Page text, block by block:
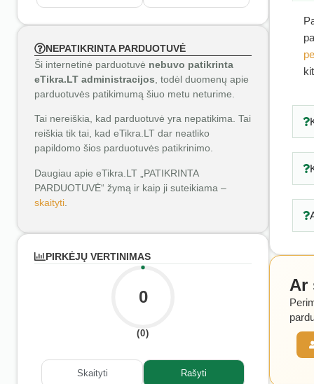
NEPATIKRINTA PARDUOTUVĖ
Ši internetinė parduotuvė nebuvo patikrinta
eTikra.LT administracijos , todėl duomenų apie
parduotuvės patikimumą šiuo metu neturime.
Tai nereiškia, kad parduotuvė yra nepatikima. Tai
reiškia tik tai, kad eTikra.LT dar neatliko
papildomo šios parduotuvės patikrinimo.
Daugiau apie eTikra.LT „PATIKRINTA
PARDUOTUVĖ“ žymą ir kaip ji suteikiama –
skaityti
PIRKĖJŲ VERTINIMAS
0
(0)
Skaityti Rašyti
Ar